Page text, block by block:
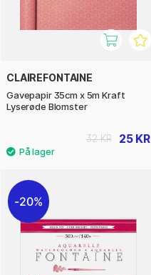
CLAIREFONTAINE
Gavepapir 35cm x 5m Kraft
Lyserøde Blomster
25 KR
32 KR
20%